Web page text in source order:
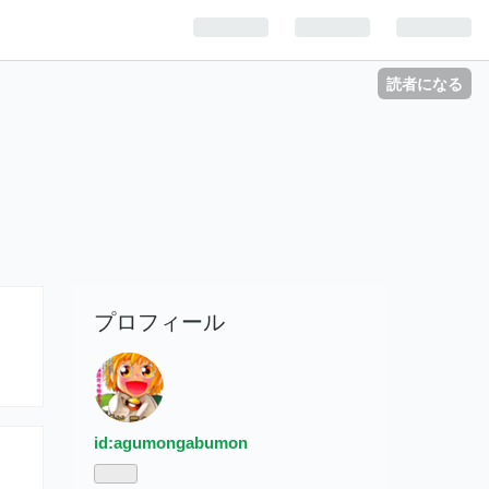
読者になる
プロフィール
id:agumongabumon